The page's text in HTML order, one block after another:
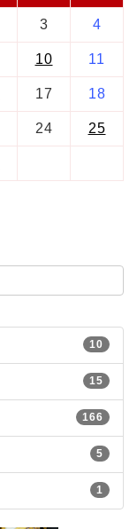
3 4
10 11
17 18
24 25
10
15
166
5
1